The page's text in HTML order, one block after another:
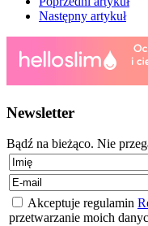
Następny artykuł
Newsletter
Bądź na bieżąco. Nie
Akceptuje regulamin
przetwarzanie moich